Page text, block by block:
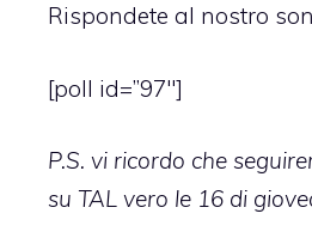
Rispondete al nostro
[poll id=”97″]
P.S. vi ricordo che
su TAL vero le 16 di